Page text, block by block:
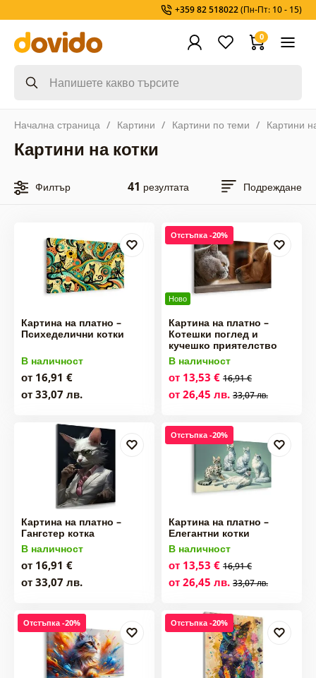
+359 82 518022(Пн-Пт: 10 - 15)
0
Начална страница Картини Картини по теми Картини
Картини на котки
Филтър 41 резултата Подреждане
Картина на платно –
Психеделични котки
В наличност
от 16,91 €
от 33,07 лв.
Ново
Отстъпка -20%
Картина на платно –
Котешки поглед и
кучешко приятелство
В наличност
от 13,53 € 16,91 €
от 26,45 лв. 33,07 лв.
Картина на платно –
Гангстер котка
В наличност
от 16,91 €
от 33,07 лв.
Отстъпка -20%
Картина на платно –
Елегантни котки
В наличност
от 13,53 € 16,91 €
от 26,45 лв. 33,07 лв.
Отстъпка -20% Отстъпка -20%